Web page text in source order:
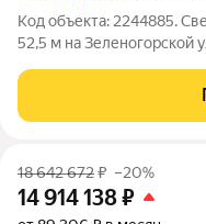
Код объекта: 2244885.
52,5 м на Зеленогорской улице, 7 большая
пространства и
монолитный, на 11
18 642 672₽ –20%
14 914 138₽